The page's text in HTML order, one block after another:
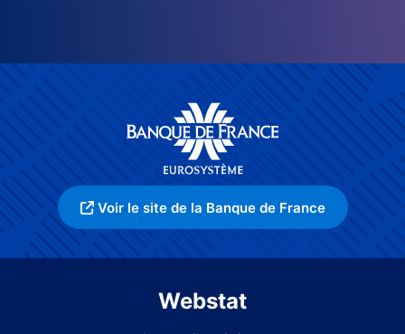
Voir le site de la Banque de France
Webstat